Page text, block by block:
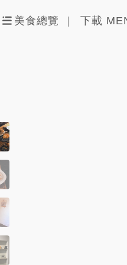
美食總覽 下載